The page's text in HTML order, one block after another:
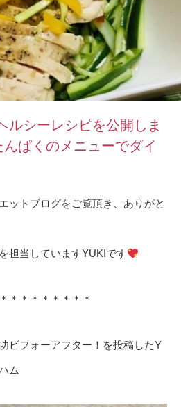
ルシーレシピを公開しま
ぱくのメニューでダイ
ットブログをご覧頂き、ありがと
担当していますYUKIです
＊＊＊＊＊＊＊＊
ビフォーアフター！を投稿したY
ム